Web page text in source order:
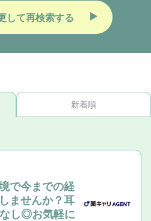
して再検索する
新着順
で今までの経
ませんか？耳
し◎お気軽に